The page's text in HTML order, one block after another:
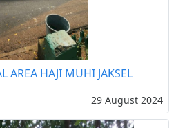
AREA HAJI MUHI JAKSEL
29 August 2024